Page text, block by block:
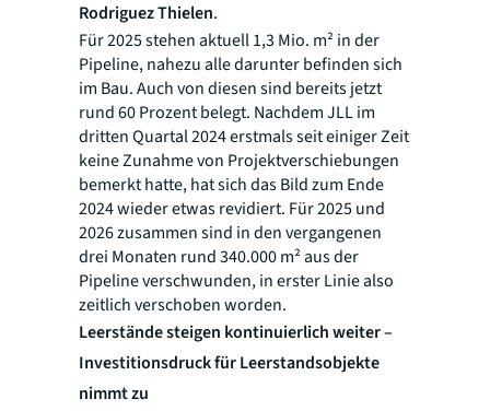
Rodriguez Thielen.
Für 2025 stehen aktuell 1,3 Mio. m² in der
Pipeline, nahezu alle darunter befinden sich
im Bau. Auch von diesen sind bereits jetzt
rund 60 Prozent belegt. Nachdem JLL im
dritten Quartal 2024 erstmals seit einiger Zeit
keine Zunahme von Projektverschiebungen
bemerkt hatte, hat sich das Bild zum Ende
2024 wieder etwas revidiert. Für 2025 und
2026 zusammen sind in den vergangenen
drei Monaten rund 340.000 m² aus der
Pipeline verschwunden, in erster Linie also
zeitlich verschoben worden.
Leerstände steigen kontinuierlich weiter –
Investitionsdruck für Leerstandsobjekte
nimmt zu